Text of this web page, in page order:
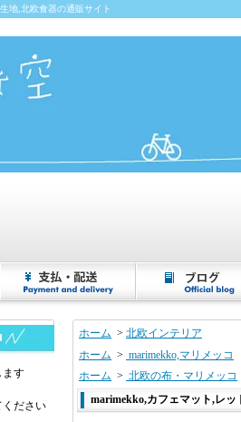
地,北欧食器の通販サイト
ます
ください
ホーム > 北欧インテリア
ホーム > marimekko,マリメッコ
ホーム > 北欧の布・マリメッコ
marimekko,カフェマット,レ